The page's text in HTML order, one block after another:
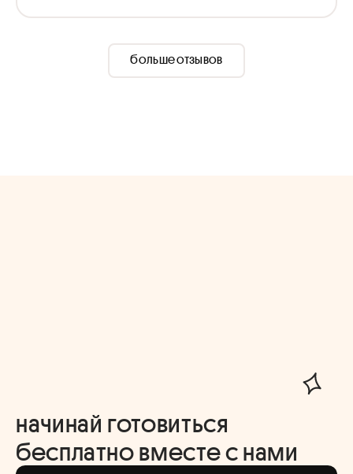
больше отзывов
начинай готовиться
бесплатно вместе с нами